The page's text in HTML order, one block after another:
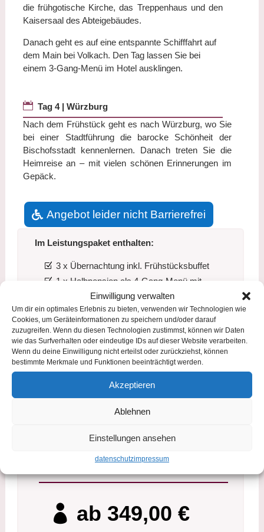
Einwilligung verwalten
Um dir ein optimales Erlebnis zu bieten, verwenden wir Technologien wie
Cookies, um Geräteinformationen zu speichern und/oder darauf
zuzugreifen. Wenn du diesen Technologien zustimmst, können wir Daten
wie das Surfverhalten oder eindeutige IDs auf dieser Website verarbeiten.
Wenn du deine Einwilligung nicht erteilst oder zurückziehst, können
bestimmte Merkmale und Funktionen beeinträchtigt werden.
Akzeptieren
Ablehnen
Einstellungen ansehen
datenschutzimpressum
die frühgotische Kirche, das Treppenhaus und den
Kaisersaal des Abteigebäudes.
Danach geht es auf eine entspannte Schifffahrt auf
dem Main bei Volkach. Den Tag lassen Sie bei
einem 3-Gang-Menü im Hotel ausklingen.
 Tag 4 | Würzburg
Nach dem Frühstück geht es nach Würzburg, wo Sie
bei einer Stadtführung die barocke Schönheit der
Bischofsstadt kennenlernen. Danach treten Sie die
Heimreise an – mit vielen schönen Erinnerungen im
Gepäck.
Angebot leider nicht Barrierefrei
Im Leistungspaket enthalten:
3 x Übernachtung inkl. Frühstücksbuffet
1 x Halbpension als 4-Gang-Menü mit
begleitender Weinprobe
2 x Halbpension als 3-Gang-Menü
Paket „Musikalische Reise ins Mittelalter“ auf
Schloß Wernsdorf mit Führung, 1 Glas Sekt und
Konzert der „Capella Antiqua Bambergensis“ (ca.
60 Minuten)
Stadtführung in Bamberg
Schifffahrt „Rund um die Volkacher
Stadtführung in Würzburg
ab 349,00 €